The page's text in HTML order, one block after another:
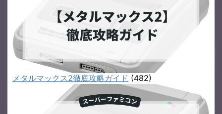
メタルマックス2徹底攻略ガイド (482)